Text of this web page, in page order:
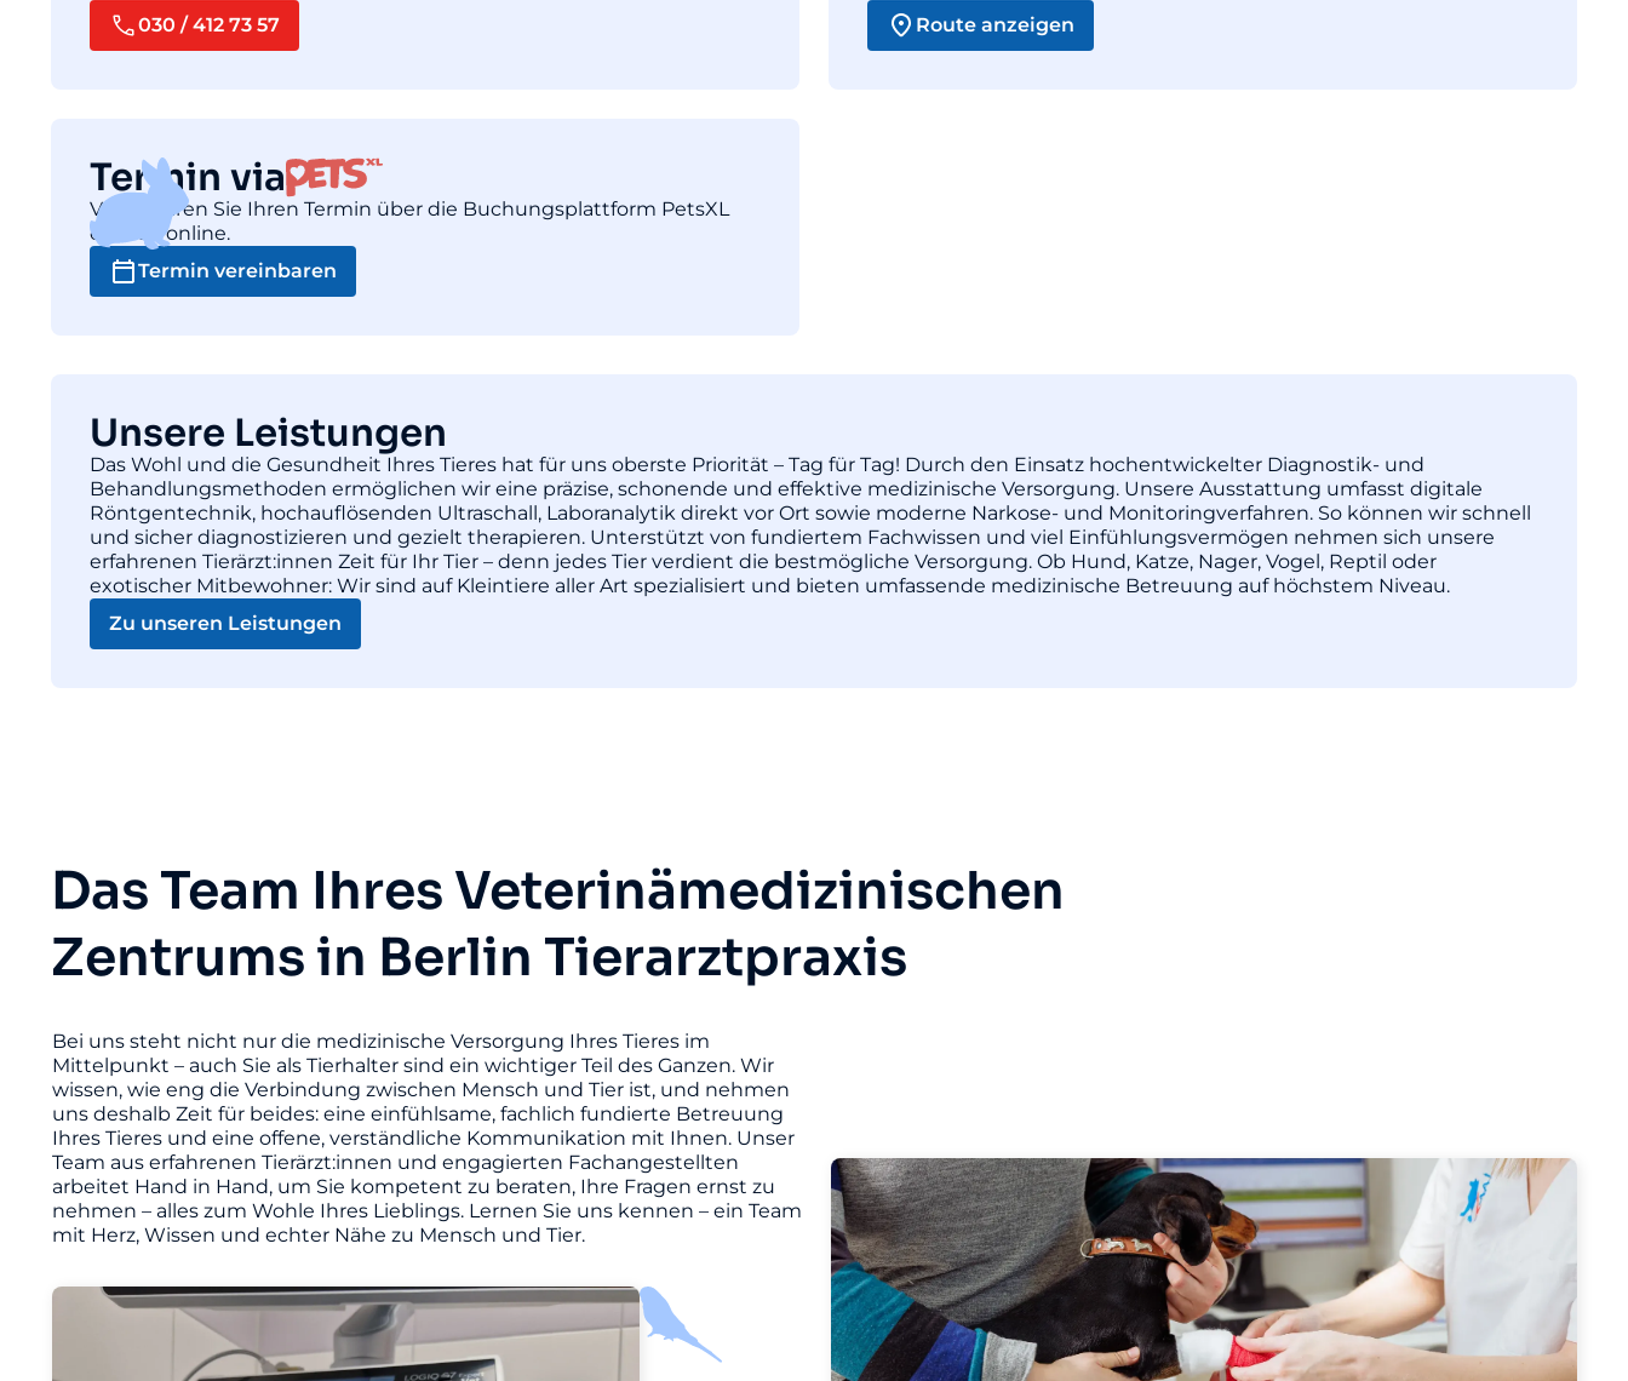
030 / 412 73 57
Route anzeigen
Termin via
Vereinbaren Sie Ihren Termin über die Buchungsplattform PetsXL
einfach online.
Termin vereinbaren
Unsere Leistungen
Das Wohl und die Gesundheit Ihres Tieres hat für uns oberste Priorität – Tag für Tag! Durch den Einsatz hochentwickelter Diagnostik- und
Behandlungsmethoden ermöglichen wir eine präzise, schonende und effektive medizinische Versorgung. Unsere Ausstattung umfasst digitale
Röntgentechnik, hochauflösenden Ultraschall, Laboranalytik direkt vor Ort sowie moderne Narkose- und Monitoringverfahren. So können wir schnell
und sicher diagnostizieren und gezielt therapieren. Unterstützt von fundiertem Fachwissen und viel Einfühlungsvermögen nehmen sich unsere
erfahrenen Tierärzt:innen Zeit für Ihr Tier – denn jedes Tier verdient die bestmögliche Versorgung. Ob Hund, Katze, Nager, Vogel, Reptil oder
exotischer Mitbewohner: Wir sind auf Kleintiere aller Art spezialisiert und bieten umfassende medizinische Betreuung auf höchstem Niveau.
Zu unseren Leistungen
Das Team Ihres Veterinämedizinischen
Zentrums in Berlin Tierarztpraxis
Bei uns steht nicht nur die medizinische Versorgung Ihres Tieres im
Mittelpunkt – auch Sie als Tierhalter sind ein wichtiger Teil des Ganzen. Wir
wissen, wie eng die Verbindung zwischen Mensch und Tier ist, und nehmen
uns deshalb Zeit für beides: eine einfühlsame, fachlich fundierte Betreuung
Ihres Tieres und eine offene, verständliche Kommunikation mit Ihnen. Unser
Team aus erfahrenen Tierärzt:innen und engagierten Fachangestellten
arbeitet Hand in Hand, um Sie kompetent zu beraten, Ihre Fragen ernst zu
nehmen – alles zum Wohle Ihres Lieblings. Lernen Sie uns kennen – ein Team
mit Herz, Wissen und echter Nähe zu Mensch und Tier.